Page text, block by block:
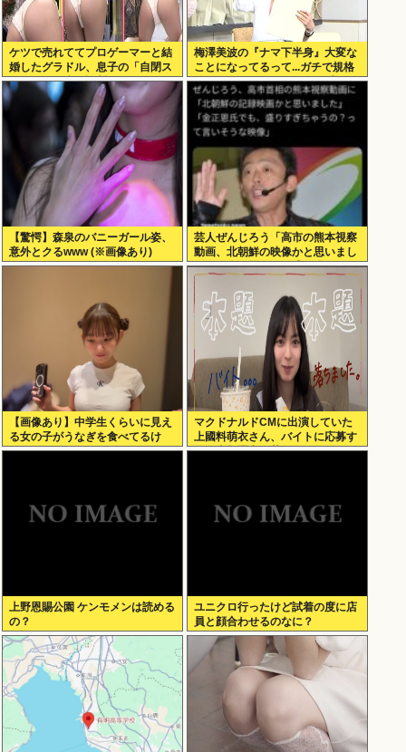
ケツで売れててプロゲーマーと結
婚したグラドル、息子の「自閉ス
ペクトラム症」診断にショックで
泣く
梅澤美波の『ナマ下半身』大変な
ことになってるって...ガチで規格
外すぎるwwwよくこんなの生配信
したよなwww
【驚愕】森泉のバニーガール姿、
意外とクるwww (※画像あり)
芸人ぜんじろう「高市の熊本視察
動画、北朝鮮の映像かと思いまし
たわ！金正恩でも、盛り過ぎや
ろ！言いますよ！？」
【画像あり】中学生くらいに見え
る女の子がうなぎを食べてるけ
ど、おっぱいにしか目が行かない
マクドナルドCMに出演していた
上國料萌衣さん、バイトに応募す
るも書類選考で落ちる
上野恩賜公園 ケンモメンは読める
の？
ユニクロ行ったけど試着の度に店
員と顔合わせるのなに？